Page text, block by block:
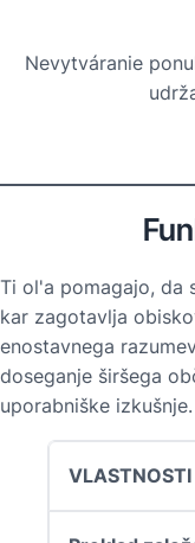
Nevytváranie
Ti ol'a pomagajo, da
kar zagotavlja
enostavnega
doseganje širšega
uporabniške izkušnje.
VLASTNOSTI